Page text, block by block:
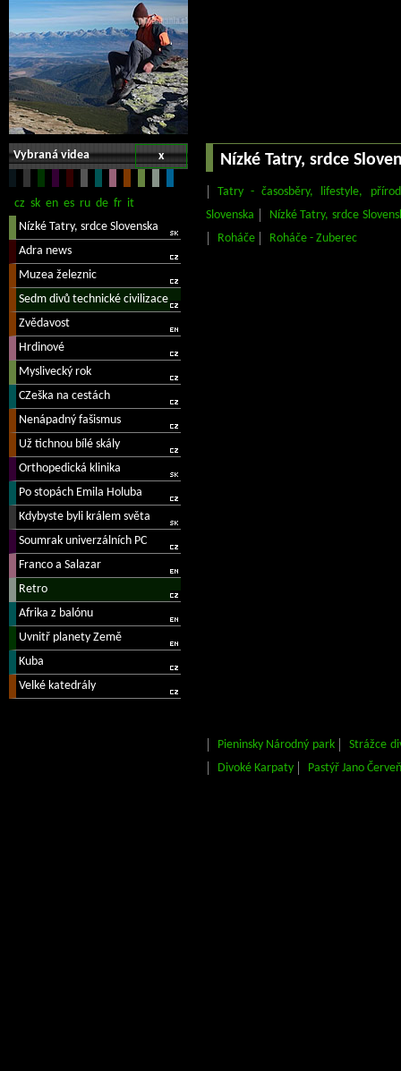
x
Vybraná videa Nízké Tatry, srdce
Tatry - časosběry, lifestyle,
Slovenska
Nízké Tatry, srdce
Roháče
Roháče - Zuberec
Pieninsky Národný park
Strážce
Divoké Karpaty
Pastýř Jano Červeň